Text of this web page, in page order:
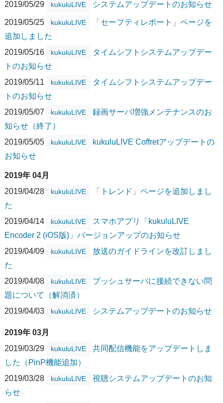
2019/05/29 kukuluLIVE システムアップデートのお知らせ
2019/05/25 kukuluLIVE
「セーフティレポート」ページを
追加しました
2019/05/16
kukuluLIVE
タイムシフトシステムアップデー
トのお知らせ
2019/05/11
kukuluLIVE
タイムシフトシステムアップデー
トのお知らせ
2019/05/07
kukuluLIVE
録画サーバ増強メンテナンスのお
知らせ（終了）
2019/05/05
kukuluLIVE
kukuluLIVE Coffretアップデートの
お知らせ
2019年 04月
2019/04/28
kukuluLIVE
「トレンド」ページを追加しまし
た
2019/04/14
kukuluLIVE
スマホアプリ「kukuluLIVE
Encoder 2 (iOS版)」バージョンアップのお知らせ
2019/04/09
kukuluLIVE
放送のガイドラインを改訂しまし
た
2019/04/08
kukuluLIVE
プッシュサーバに接続できない問
題について（解消済）
2019/04/03
kukuluLIVE システムアップデートのお知らせ
2019年 03月
2019/03/29
kukuluLIVE
共同配信機能をアップデートしま
した（PinP機能追加）
2019/03/28
kukuluLIVE
視聴システムアップデートのお知
らせ